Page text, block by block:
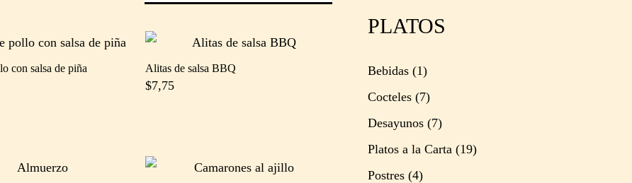
con salsa de piña Alitas de salsa BBQ
$7,75
PLATOS
Bebidas (1)
Cocteles (7)
Desayunos (7)
Platos a la Carta (19)
Postres (4)